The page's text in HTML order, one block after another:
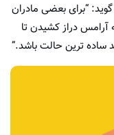
“برای بعضی مادران
دراز کشیدن تا
ساده ترین حالت باشد.”